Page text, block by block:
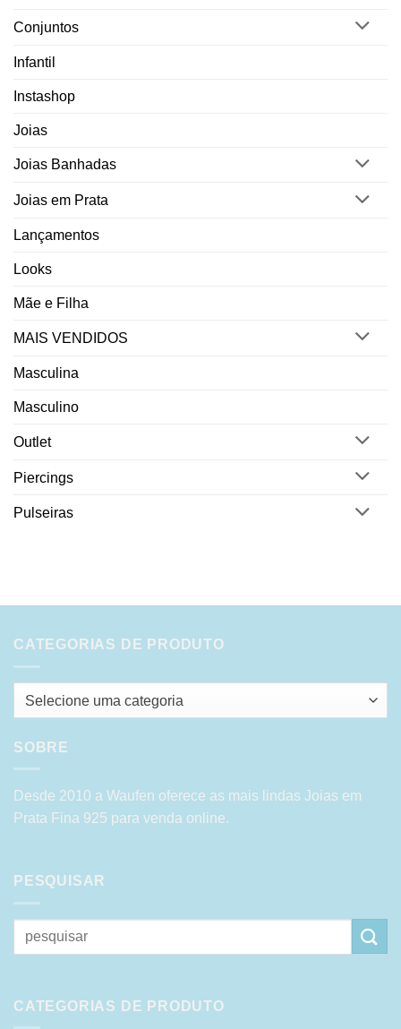
Conjuntos
Infantil
Instashop
Joias
Joias Banhadas
Joias em Prata
Lançamentos
Looks
Mãe e Filha
MAIS VENDIDOS
Masculina
Masculino
Outlet
Piercings
Pulseiras
CATEGORIAS DE PRODUTO
Selecione uma categoria
SOBRE
Desde 2010 a Waufen oferece as mais lindas Joias em
Prata Fina 925 para venda online.
PESQUISAR
Pesquisar
por:
CATEGORIAS DE PRODUTO